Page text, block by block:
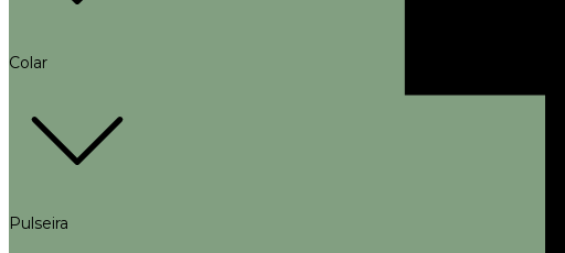
Colar
Pulseira